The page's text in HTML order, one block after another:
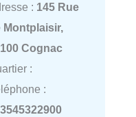
: 145 Rue
Montplaisir,
Cognac
:
: